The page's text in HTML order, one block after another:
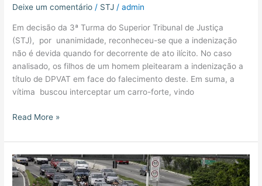
Deixe um comentário / STJ /admin
Em decisão da 3ª Turma do Superior Tribunal de Justiça
(STJ), por unanimidade, reconheceu-se que a indenização
não é devida quando for decorrente de ato ilícito. No caso
analisado, os filhos de um homem pleitearam a indenização a
título de DPVAT em face do falecimento deste. Em suma, a
vítima buscou interceptar um carro-forte, vindo
Read More »
SEGURO
NÃO